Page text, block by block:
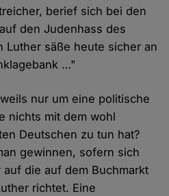
berief sich bei den
den Judenhass des
Luther säße heute sicher an
…"
nur um eine politische
nichts mit dem wohl
Deutschen zu tun hat?
gewinnen, sofern sich
die auf dem Buchmarkt
richtet. Eine